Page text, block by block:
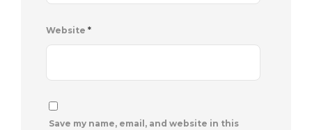
Website *
Save my name, email, and website in this